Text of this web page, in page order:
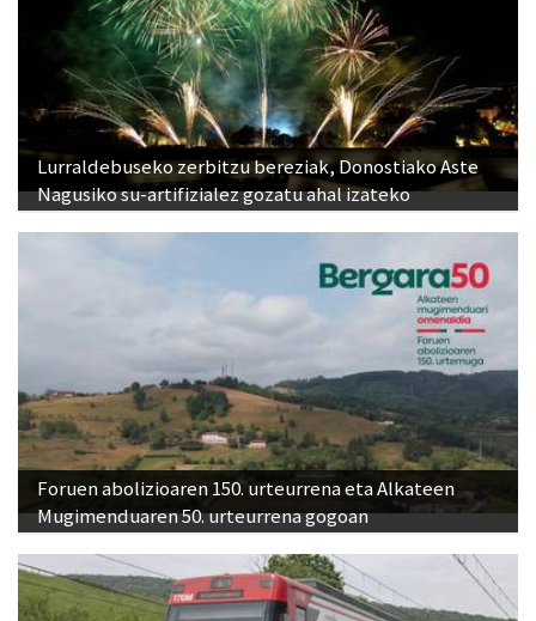
Lurraldebuseko zerbitzu bereziak, Donostiako Aste
Foruen abolizioaren 150. urteurrena eta Alkateen
Mugimenduaren 50. urteurrena gogoan